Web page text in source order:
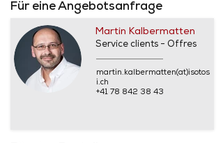
Für eine Angebotsanfrage
Martin Kalbermatten
Service clients - Offres
martin.kalbermatten(at)isotos
i.ch
+41 78 842 38 43